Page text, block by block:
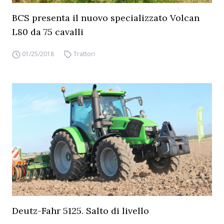
BCS presenta il nuovo specializzato Volcan
L80 da 75 cavalli
01/25/2018 Trattori
Deutz-Fahr 5125. Salto di livello